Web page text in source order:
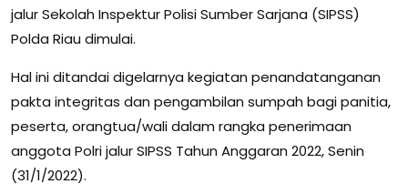
jalur Sekolah Inspektur Polisi Sumber Sarjana (SIPSS)
Polda Riau dimulai.
Hal ini ditandai digelarnya kegiatan penandatanganan
pakta integritas dan pengambilan sumpah bagi panitia,
peserta, orangtua/wali dalam rangka penerimaan
anggota Polri jalur SIPSS Tahun Anggaran 2022, Senin
(31/1/2022).